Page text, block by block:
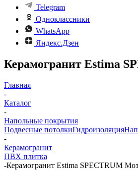
Telegram
Одноклассники
WhatsApp
Яндекс.Дзен
Керамогранит Estima
Главная
-
Каталог
-
Напольные покрытия
Подвесные потолкиГидроизоляция
-
Керамогранит
ПВХ плитка
-Керамогранит Estima SPECTRUM